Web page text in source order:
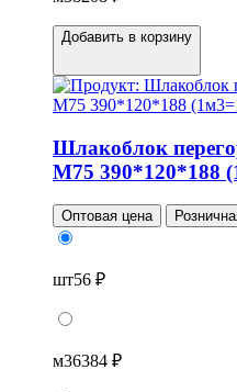
Добавить в корзину
Шлакоблок
М75 390*120*188
Оптовая цена
шт56 ₽
м36384 ₽